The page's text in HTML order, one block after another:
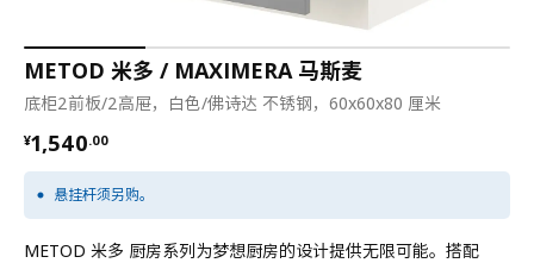
METOD 米多 / MAXIMERA 马斯麦
底柜2前板/2高屉，白色/佛诗达 不锈钢，60x60x80 厘米
¥1,540.00
¥ 1540.00
悬挂杆须另购。
METOD 米多 厨房系列为梦想厨房的设计提供无限可能。搭配